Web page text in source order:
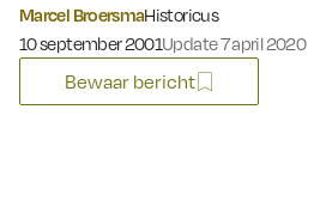
Marcel BroersmaHistoricus
Gepubliceerd op:
10 september 2001Update 7 april 2020
Bewaar bericht